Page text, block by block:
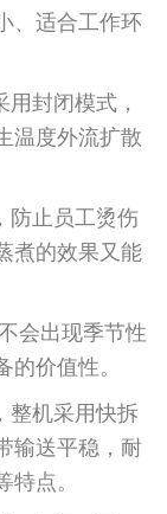
、适合工作环
封闭模式，
温度外流扩散
防止员工烫伤
煮的效果又能
会出现季节性
价值性。
整机采用快拆
输送平稳，耐
点。